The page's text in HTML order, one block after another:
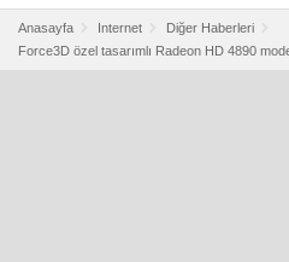
Anasayfa Internet
Diğer Haberleri
Force3D özel tasarımlı Radeon HD 4890